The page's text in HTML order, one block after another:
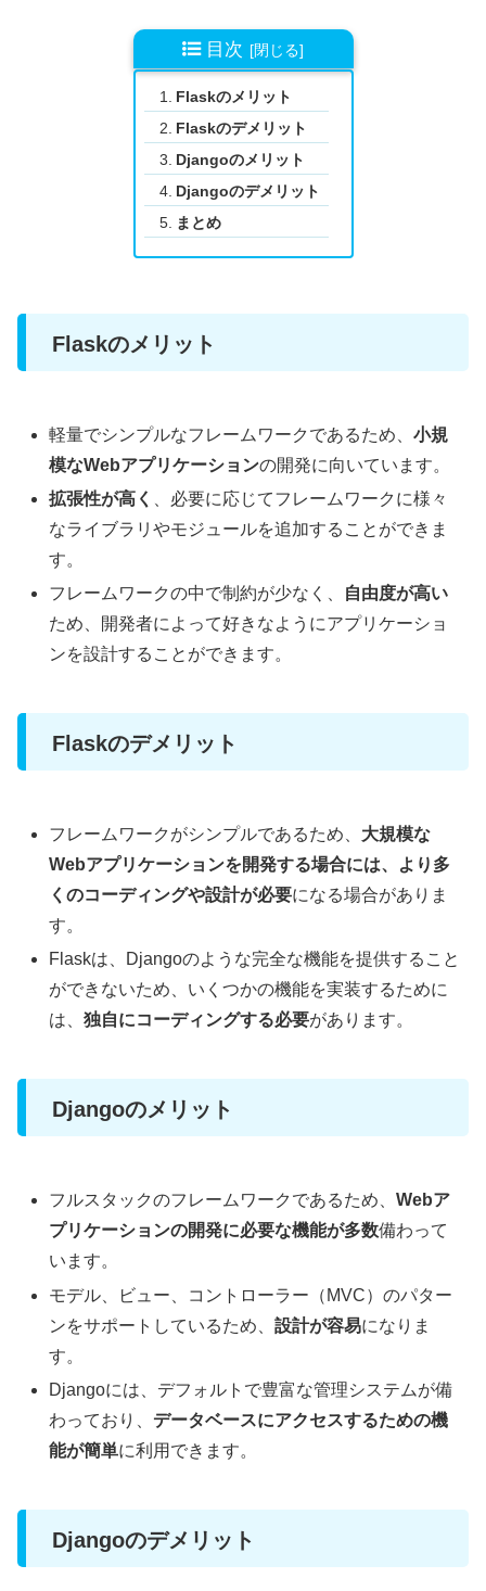
目次
Flaskのメリット
Flaskのデメリット
Djangoのメリット
Djangoのデメリット
まとめ
Flaskのメリット
軽量でシンプルなフレームワークであるため、小規
模なWebアプリケーションの開発に向いています。
拡張性が高く
、必要に応じてフレームワークに様々
なライブラリやモジュールを追加することができま
す。
フレームワークの中で制約が少なく、
自由度が高い
ため、開発者によって好きなようにアプリケーショ
ンを設計することができます。
Flaskのデメリット
フレームワークがシンプルであるため、 大規模な
Webアプリケーションを開発する場合には、より多
くのコーディングや設計が必要になる場合がありま
す。
Flaskは、Djangoのような完全な機能を提供すること
ができないため、いくつかの機能を実装するために
は、独自にコーディングする必要があります。
Djangoのメリット
フルスタックのフレームワークであるため、Webア
プリケーションの開発に必要な機能が多数備わって
います。
モデル、ビュー、コントローラー（MVC）のパター
ンをサポートしているため、設計が容易になりま
す。
Djangoには、デフォルトで豊富な管理システムが備
わっており、 データベースにアクセスするための機
能が簡単に利用できます。
Djangoのデメリット